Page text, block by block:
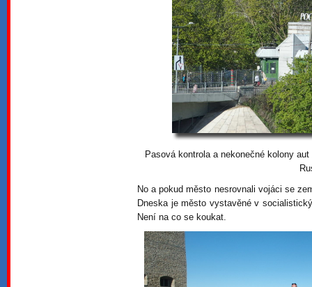
Pasová kontrola a nekonečné kolony
No a pokud město nesrovnali vojáci se
Dneska je město vystavěné v
Není na co se koukat.